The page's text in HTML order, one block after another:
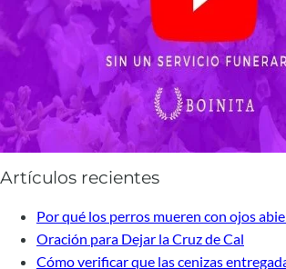
Artículos recientes
Por qué los perros mueren con ojos
Oración para Dejar la Cruz de Cal
Cómo verificar que las cenizas